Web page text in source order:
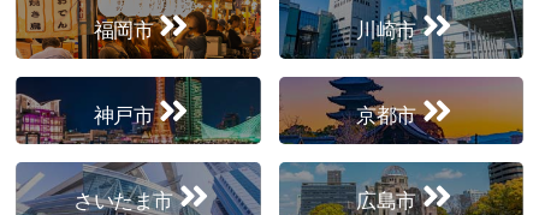
福岡市 川崎市
神戸市 京都市
さいたま市 広島市